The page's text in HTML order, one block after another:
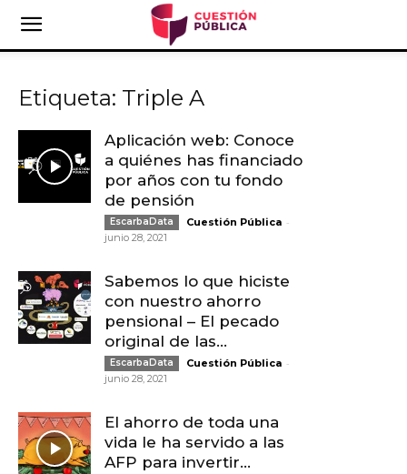
Etiqueta: Triple A
Aplicación web: Conoce
a quiénes has financiado
por años con tu fondo
de pensión
EscarbaData Cuestión Pública -
junio 28, 2021
Sabemos lo que hiciste
con nuestro ahorro
pensional – El pecado
original de las...
EscarbaData Cuestión Pública -
junio 28, 2021
El ahorro de toda una
vida le ha servido a las
AFP para invertir...